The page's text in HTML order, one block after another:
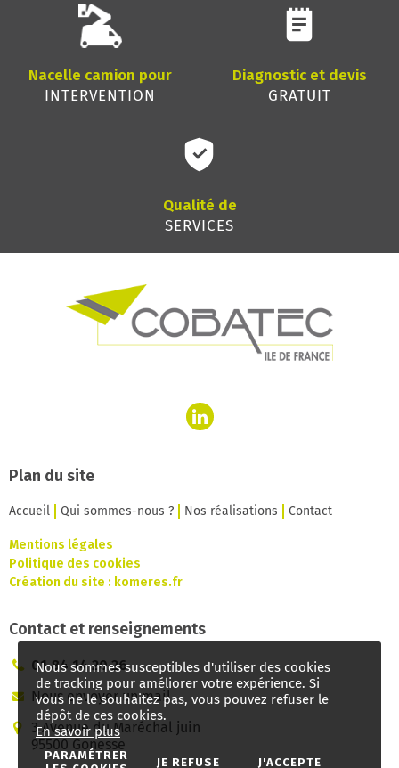
Nous sommes susceptibles d'utiliser des cookies
de tracking pour améliorer votre expérience. Si
vous ne le souhaitez pas, vous pouvez refuser le
dépôt de ces cookies.
En savoir plus
PARAMÉTRER
JE REFUSE J'ACCEPTE
Nacelle camion pour
INTERVENTION
Diagnostic et devis
GRATUIT
Qualité de
SERVICES
Plan du site
Accueil Qui sommes-nous ? Nos réalisations Contact
Mentions légales
Politique des cookies
Création du site : komeres.fr
Contact et renseignements
01 84 14 20 26
Nous envoyer un mail
3 Avenue du Maréchal juin
95500 Gonesse